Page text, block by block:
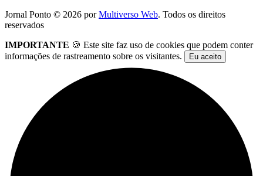
Jornal Ponto © 2026 porMultiverso Web. Todos os direitos
reservados
IMPORTANTE 🍪 Este site faz uso de cookies que podem conter
informações de rastreamento sobre os visitantes.
Eu aceito